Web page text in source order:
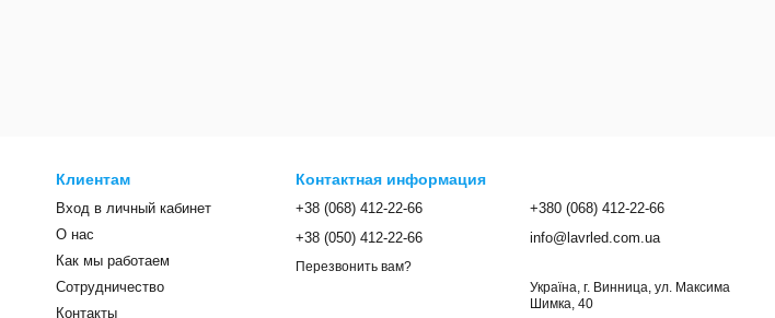
Клиентам
Вход в личный кабинет
О нас
Как мы работаем
Сотрудничество
Контакты
Контактная информация
+38 (068) 412-22-66
+38 (050) 412-22-66
Перезвонить вам?
+380 (068) 412-22-66
info@lavrled.com.ua
Україна, г. Винница, ул. Максима
Шимка, 40